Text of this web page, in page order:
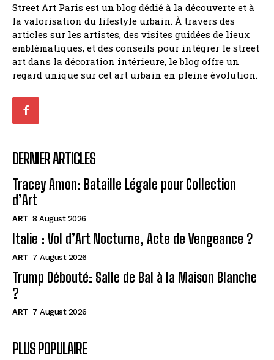
Street Art Paris est un blog dédié à la découverte et à
la valorisation du lifestyle urbain. À travers des
articles sur les artistes, des visites guidées de lieux
emblématiques, et des conseils pour intégrer le street
art dans la décoration intérieure, le blog offre un
regard unique sur cet art urbain en pleine évolution.
DERNIER ARTICLES
Tracey Amon: Bataille Légale pour Collection
d’Art
ART 8 August 2026
Italie : Vol d’Art Nocturne, Acte de Vengeance ?
ART 7 August 2026
Trump Débouté: Salle de Bal à la Maison Blanche
?
ART 7 August 2026
PLUS POPULAIRE